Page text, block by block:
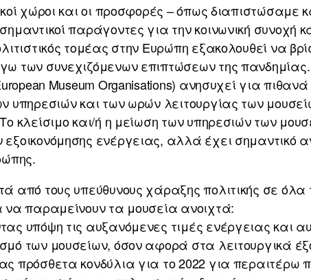
χώροι και οι προσφορές – όπως διαπιστώσαμε
παράγοντες για την κοινωνική συνοχή
τομέας στην Ευρώπη εξακολουθεί να
των συνεχιζόμενων επιπτώσεων της
Museum Organisations) ανησυχεί για
υπηρεσιών και των ωρών λειτουργίας των
κλείσιμο και/ή η μείωση των υπηρεσιών των
ενέργειας, αλλά έχει σημαντικό
από τους υπεύθυνους χάραξης πολιτικής σε όλα
να παραμείνουν τα μουσεία ανοιχτά:
υπόψη τις αυξανόμενες τιμές ενέργειας και
των μουσείων, όσον αφορά στα λειτουργικά
πρόσθετα κονδύλια για το 2022 για περαιτέρω